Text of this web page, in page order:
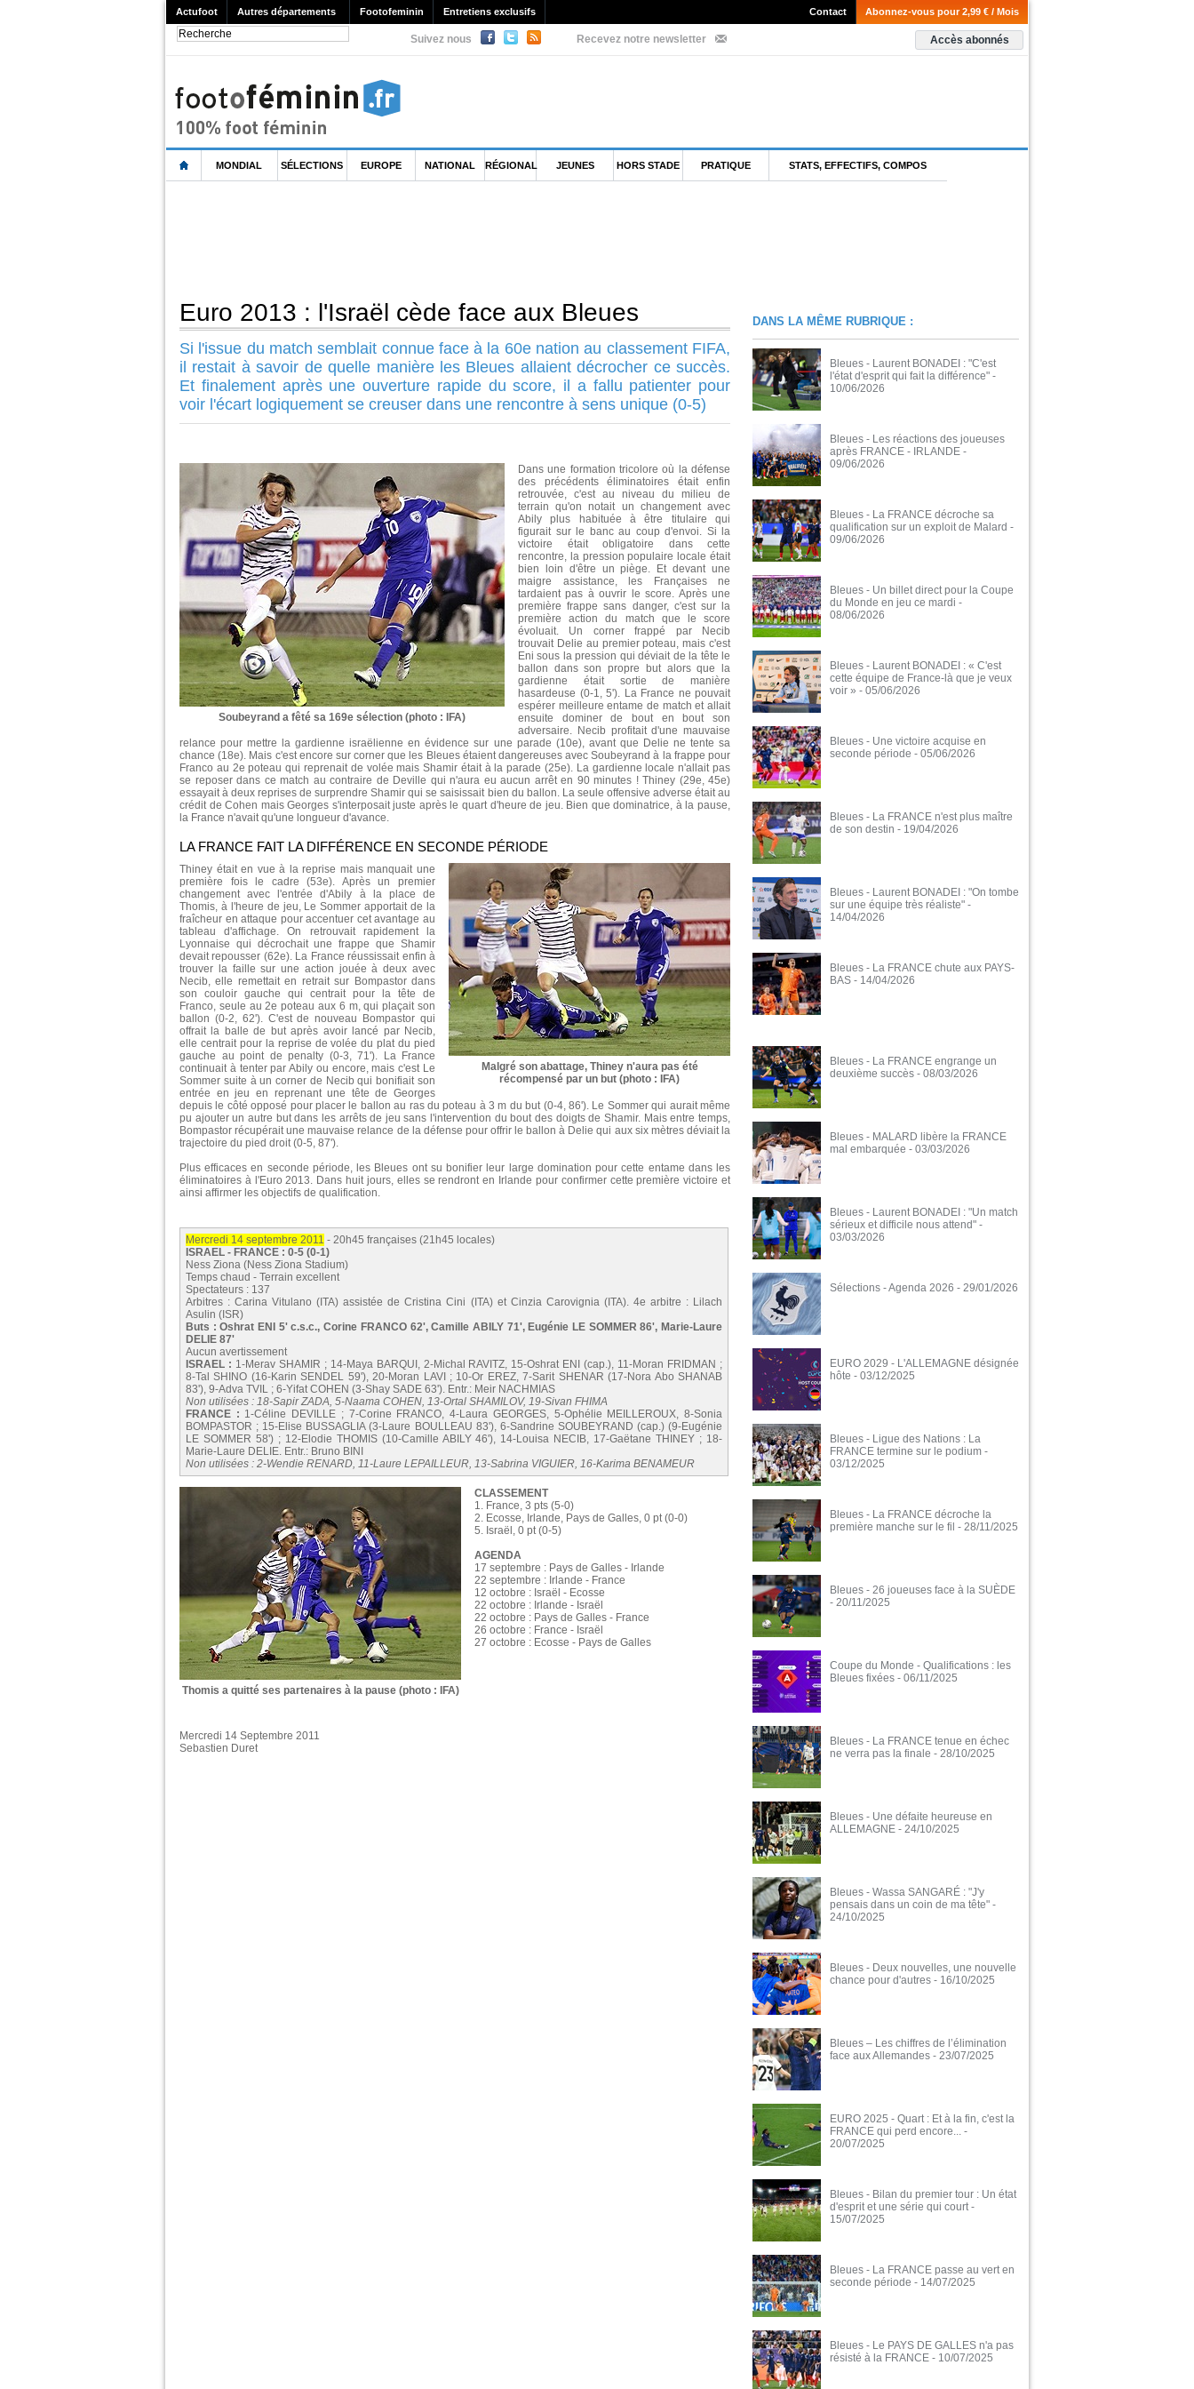
Actufoot Autres départements Footofeminin Entretiens exclusifs Abonnez-vous pour 2,99 € / Mois
Contact
Suivez nous Recevez notre newsletter Accès abonnés
MONDIAL SÉLECTIONS EUROPE NATIONAL RÉGIONAL JEUNES HORS STADE PRATIQUE STATS, EFFECTIFS, COMPOS
Euro 2013 : l'Israël cède face aux Bleues
Si l'issue du match semblait connue face à la 60e nation au classement FIFA,
il restait à savoir de quelle manière les Bleues allaient décrocher ce succès.
Et finalement après une ouverture rapide du score, il a fallu patienter pour
voir l'écart logiquement se creuser dans une rencontre à sens unique (0-5)
Soubeyrand a fêté sa 169e sélection (photo : IFA)
Dans une formation tricolore où la défense
des précédents éliminatoires était enfin
retrouvée, c'est au niveau du milieu de
terrain qu'on notait un changement avec
Abily plus habituée à être titulaire qui
figurait sur le banc au coup d'envoi. Si la
victoire était obligatoire dans cette
rencontre, la pression populaire locale était
bien loin d'être un piège. Et devant une
maigre assistance, les Françaises ne
tardaient pas à ouvrir le score. Après une
première frappe sans danger, c'est sur la
première action du match que le score
évoluait. Un corner frappé par Necib
trouvait Delie au premier poteau, mais c'est
Eni sous la pression qui déviait de la tête le
ballon dans son propre but alors que la
gardienne était sortie de manière
hasardeuse (0-1, 5'). La France ne pouvait
espérer meilleure entame de match et allait
ensuite dominer de bout en bout son
adversaire. Necib profitait d'une mauvaise
relance pour mettre la gardienne israëlienne en évidence sur une parade (10e), avant que Delie ne tente sa
chance (18e). Mais c'est encore sur corner que les Bleues étaient dangereuses avec Soubeyrand à la frappe pour
Franco au 2e poteau qui reprenait de volée mais Shamir était à la parade (25e). La gardienne locale n'allait pas
se reposer dans ce match au contraire de Deville qui n'aura eu aucun arrêt en 90 minutes ! Thiney (29e, 45e)
essayait à deux reprises de surprendre Shamir qui se saisissait bien du ballon. La seule offensive adverse était au
crédit de Cohen mais Georges s'interposait juste après le quart d'heure de jeu. Bien que dominatrice, à la pause,
la France n'avait qu'une longueur d'avance.
LA FRANCE FAIT LA DIFFÉRENCE EN SECONDE PÉRIODE
Malgré son abattage, Thiney n'aura pas été
récompensé par un but (photo : IFA)
Thiney était en vue à la reprise mais manquait une
première fois le cadre (53e). Après un premier
changement avec l'entrée d'Abily à la place de
Thomis, à l'heure de jeu, Le Sommer apportait de la
fraîcheur en attaque pour accentuer cet avantage au
tableau d'affichage. On retrouvait rapidement la
Lyonnaise qui décrochait une frappe que Shamir
devait repousser (62e). La France réussissait enfin à
trouver la faille sur une action jouée à deux avec
Necib, elle remettait en retrait sur Bompastor dans
son couloir gauche qui centrait pour la tête de
Franco, seule au 2e poteau aux 6 m, qui plaçait son
ballon (0-2, 62'). C'est de nouveau Bompastor qui
offrait la balle de but après avoir lancé par Necib,
elle centrait pour la reprise de volée du plat du pied
gauche au point de penalty (0-3, 71'). La France
continuait à tenter par Abily ou encore, mais c'est Le
Sommer suite à un corner de Necib qui bonifiait son
entrée en jeu en reprenant une tête de Georges
depuis le côté opposé pour placer le ballon au ras du poteau à 3 m du but (0-4, 86'). Le Sommer qui aurait même
pu ajouter un autre but dans les arrêts de jeu sans l'intervention du bout des doigts de Shamir. Mais entre temps,
Bompastor récupérait une mauvaise relance de la défense pour offrir le ballon à Delie qui aux six mètres déviait la
trajectoire du pied droit (0-5, 87').
Plus efficaces en seconde période, les Bleues ont su bonifier leur large domination pour cette entame dans les
éliminatoires à l'Euro 2013. Dans huit jours, elles se rendront en Irlande pour confirmer cette première victoire et
ainsi affirmer les objectifs de qualification.
Mercredi 14 septembre 2011 - 20h45 françaises (21h45 locales)
ISRAEL - FRANCE : 0-5 (0-1)
Ness Ziona (Ness Ziona Stadium)
Temps chaud - Terrain excellent
Spectateurs : 137
Arbitres : Carina Vitulano (ITA) assistée de Cristina Cini (ITA) et Cinzia Carovignia (ITA). 4e arbitre : Lilach
Asulin (ISR)
Buts : Oshrat ENI 5' c.s.c., Corine FRANCO 62', Camille ABILY 71', Eugénie LE SOMMER 86', Marie-Laure
DELIE 87'
Aucun avertissement
ISRAEL : 1-Merav SHAMIR ; 14-Maya BARQUI, 2-Michal RAVITZ, 15-Oshrat ENI (cap.), 11-Moran FRIDMAN ;
8-Tal SHINO (16-Karin SENDEL 59'), 20-Moran LAVI ; 10-Or EREZ, 7-Sarit SHENAR (17-Nora Abo SHANAB
83'), 9-Adva TVIL ; 6-Yifat COHEN (3-Shay SADE 63'). Entr.: Meir NACHMIAS
Non utilisées : 18-Sapir ZADA, 5-Naama COHEN, 13-Ortal SHAMILOV, 19-Sivan FHIMA
FRANCE : 1-Céline DEVILLE ; 7-Corine FRANCO, 4-Laura GEORGES, 5-Ophélie MEILLEROUX, 8-Sonia
BOMPASTOR ; 15-Elise BUSSAGLIA (3-Laure BOULLEAU 83'), 6-Sandrine SOUBEYRAND (cap.) (9-Eugénie
LE SOMMER 58') ; 12-Elodie THOMIS (10-Camille ABILY 46'), 14-Louisa NECIB, 17-Gaëtane THINEY ; 18-
Marie-Laure DELIE. Entr.: Bruno BINI
Non utilisées : 2-Wendie RENARD, 11-Laure LEPAILLEUR, 13-Sabrina VIGUIER, 16-Karima BENAMEUR
Thomis a quitté ses partenaires à la pause (photo : IFA)
CLASSEMENT
1. France, 3 pts (5-0)
2. Ecosse, Irlande, Pays de Galles, 0 pt (0-0)
5. Israël, 0 pt (0-5)
AGENDA
17 septembre : Pays de Galles - Irlande
22 septembre : Irlande - France
12 octobre : Israël - Ecosse
22 octobre : Irlande - Israël
22 octobre : Pays de Galles - France
26 octobre : France - Israël
27 octobre : Ecosse - Pays de Galles
Mercredi 14 Septembre 2011
Sebastien Duret
DANS LA MÊME RUBRIQUE :
Bleues - Laurent BONADEI : "C'est
l'état d'esprit qui fait la différence" -
10/06/2026
Bleues - Les réactions des joueuses
après FRANCE - IRLANDE -
09/06/2026
Bleues - La FRANCE décroche sa
qualification sur un exploit de Malard -
09/06/2026
Bleues - Un billet direct pour la Coupe
du Monde en jeu ce mardi -
08/06/2026
Bleues - Laurent BONADEI : « C'est
cette équipe de France-là que je veux
voir » - 05/06/2026
Bleues - Une victoire acquise en
seconde période - 05/06/2026
Bleues - La FRANCE n'est plus maître
de son destin - 19/04/2026
Bleues - Laurent BONADEI : "On tombe
sur une équipe très réaliste" -
14/04/2026
Bleues - La FRANCE chute aux PAYS-
BAS - 14/04/2026
Bleues - La FRANCE engrange un
deuxième succès - 08/03/2026
Bleues - MALARD libère la FRANCE
mal embarquée - 03/03/2026
Bleues - Laurent BONADEI : "Un match
sérieux et difficile nous attend" -
03/03/2026
Sélections - Agenda 2026 - 29/01/2026
EURO 2029 - L'ALLEMAGNE désignée
hôte - 03/12/2025
Bleues - Ligue des Nations : La
FRANCE termine sur le podium -
03/12/2025
Bleues - La FRANCE décroche la
première manche sur le fil - 28/11/2025
Bleues - 26 joueuses face à la SUÈDE
- 20/11/2025
Coupe du Monde - Qualifications : les
Bleues fixées - 06/11/2025
Bleues - La FRANCE tenue en échec
ne verra pas la finale - 28/10/2025
Bleues - Une défaite heureuse en
ALLEMAGNE - 24/10/2025
Bleues - Wassa SANGARÉ : "J'y
pensais dans un coin de ma tête" -
24/10/2025
Bleues - Deux nouvelles, une nouvelle
chance pour d'autres - 16/10/2025
Bleues – Les chiffres de l’élimination
face aux Allemandes - 23/07/2025
EURO 2025 - Quart : Et à la fin, c'est la
FRANCE qui perd encore... -
20/07/2025
Bleues - Bilan du premier tour : Un état
d'esprit et une série qui court -
15/07/2025
Bleues - La FRANCE passe au vert en
seconde période - 14/07/2025
Bleues - Le PAYS DE GALLES n'a pas
résisté à la FRANCE - 10/07/2025